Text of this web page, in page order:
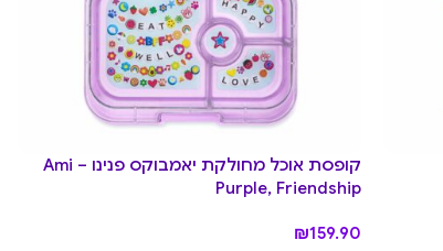
קופסת אוכל מחולקת יאמבוקס פנינו – Ami
Purple, Friendship
₪159.90